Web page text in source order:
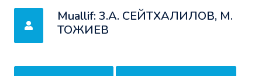
Muallif: 3.A. CEЙТХАЛИЛOB, M.
TOЖИEB